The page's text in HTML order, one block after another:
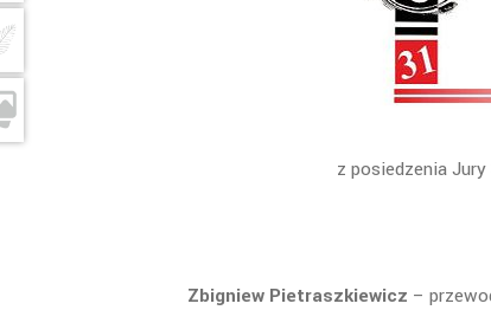
z posiedzenia
Zbigniew Pietraszkiewicz –